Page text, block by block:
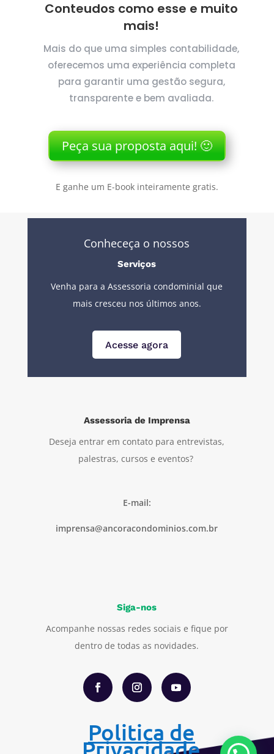
Conteudos como esse e muito
mais!
Mais do que uma simples contabilidade,
oferecemos uma experiência completa
para garantir uma gestão segura,
transparente e bem avaliada.
Peça sua proposta aqui! 🙂
E ganhe um E-book inteiramente gratis.
Conheceça o nossos
Serviços
Venha para a Assessoria condominial que
mais cresceu nos últimos anos.
Acesse agora
Assessoria de Imprensa
Deseja entrar em contato para entrevistas,
palestras, cursos e eventos?
E-mail:
imprensa@ancoracondominios.com.br
Siga-nos
Acompanhe nossas redes sociais e fique por
dentro de todas as novidades.
Politica de